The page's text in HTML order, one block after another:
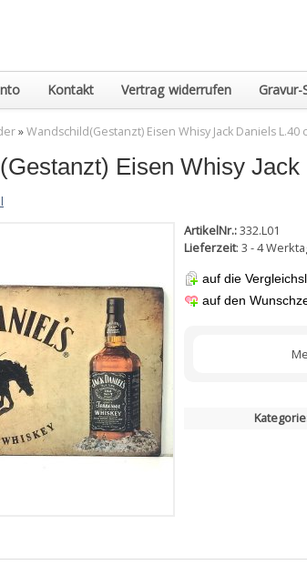
Kontakt Vertrag widerrufen Gravur-
»Wandschild(Gestanzt) Eisen Whisy Jack Daniels L.40
Eisen Whisy
ArtikelNr.:332.L01
Lieferzeit: 3 - 4
auf die
auf den